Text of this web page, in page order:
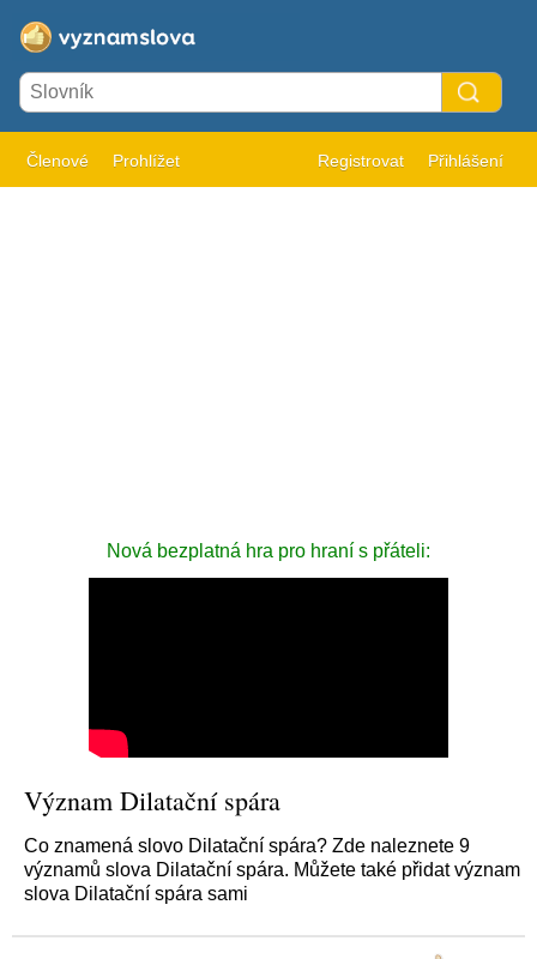
Členové Prohlížet Registrovat Přihlášení
Nová bezplatná hra pro hraní s přáteli:
Význam Dilatační spára
Co znamená slovo Dilatační spára? Zde naleznete 9
významů slova Dilatační spára. Můžete také přidat význam
slova Dilatační spára sami